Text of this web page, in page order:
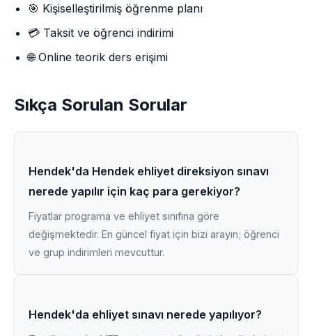
🎯 Kişiselleştirilmiş öğrenme planı
💳 Taksit ve öğrenci indirimi
🌐 Online teorik ders erişimi
Sıkça Sorulan Sorular
Hendek'da Hendek ehliyet direksiyon sınavı
nerede yapılır için kaç para gerekiyor?
Fiyatlar programa ve ehliyet sınıfına göre
değişmektedir. En güncel fiyat için bizi arayın; öğrenci
ve grup indirimleri mevcuttur.
Hendek'da ehliyet sınavı nerede yapılıyor?